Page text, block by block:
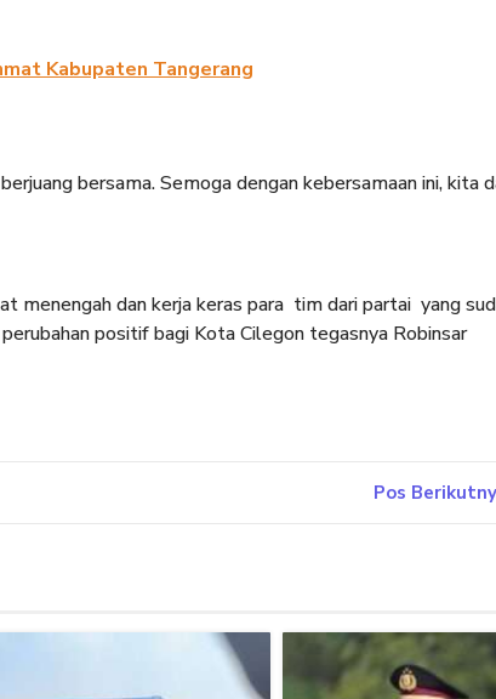
Kabupaten Tangerang
bersama. Semoga dengan kebersamaan ini, kita
menengah dan kerja keras para tim dari partai yang
positif bagi Kota Cilegon tegasnya Robinsar
Pos